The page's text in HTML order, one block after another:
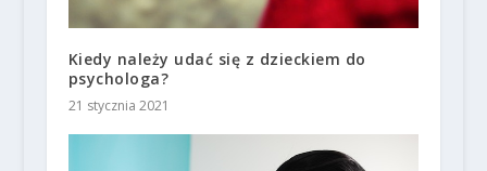
Kiedy należy udać się z dzieckiem do
psychologa?
21 stycznia 2021